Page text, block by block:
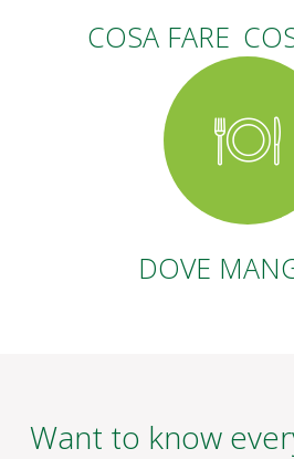
COSA FARE
DOVE
Want to know